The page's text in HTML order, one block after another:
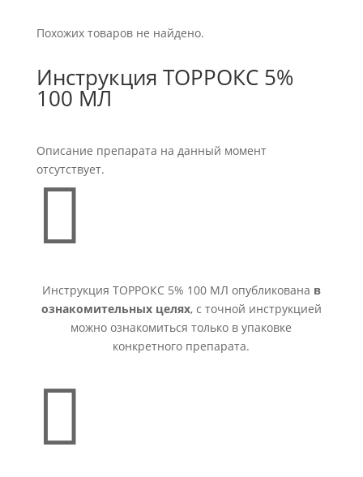
Похожих товаров не найдено.
Инструкция ТОРРОКС 5%
100 МЛ
Описание препарата на данный момент
отсутствует.

Инструкция ТОРРОКС 5% 100 МЛ опубликована в
ознакомительных целях, с точной инструкцией
можно ознакомиться только в упаковке
конкретного препарата.
